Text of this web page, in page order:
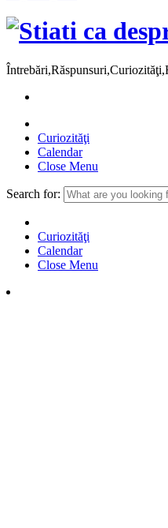
Curiozităţi
Calendar
Close Menu
Search for:
Curiozităţi
Calendar
Close Menu